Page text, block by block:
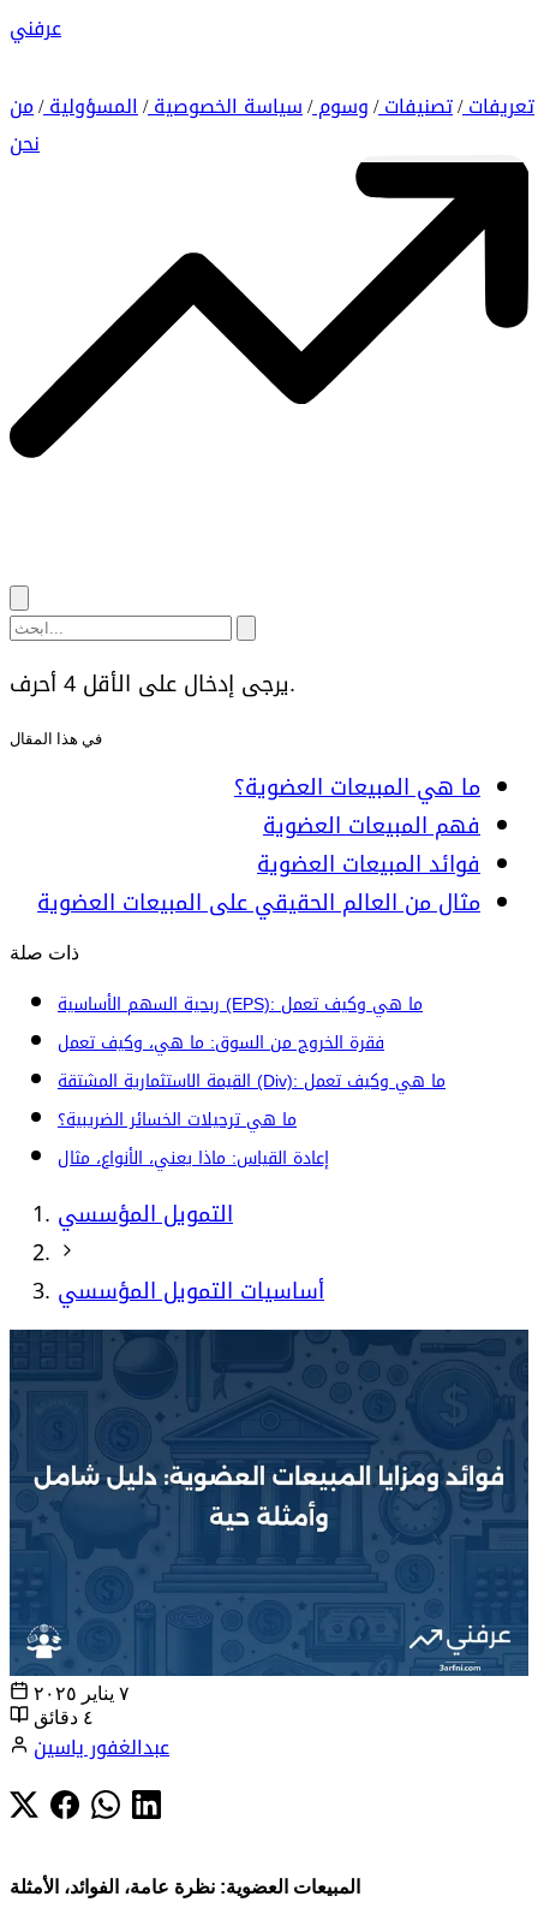
عرفني
تعريفات/ تصنيفات/ وسوم/ سياسة الخصوصية/ المسؤولية/ من
نحن
يرجى إدخال على الأقل 4 أحرف.
في هذا المقال
ما هي المبيعات العضوية؟
فهم المبيعات العضوية
فوائد المبيعات العضوية
مثال من العالم الحقيقي على المبيعات العضوية
ذات صلة
ربحية السهم الأساسية (EPS): ما هي وكيف تعمل
فقرة الخروج من السوق: ما هي، وكيف تعمل
القيمة الاستثمارية المشتقة (Div): ما هي وكيف تعمل
ما هي ترحيلات الخسائر الضريبية؟
إعادة القياس: ماذا يعني، الأنواع، مثال
التمويل المؤسسي
أساسيات التمويل المؤسسي
٧ يناير ٢٠٢٥
٤ دقائق
عبدالغفور ياسين
المبيعات العضوية: نظرة عامة، الفوائد، الأمثلة